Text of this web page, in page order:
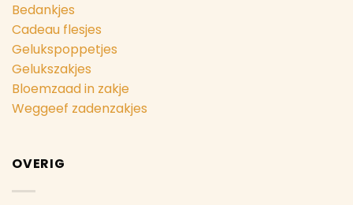
Bedankjes
Cadeau flesjes
Gelukspoppetjes
Gelukszakjes
Bloemzaad in zakje
Weggeef zadenzakjes
OVERIG